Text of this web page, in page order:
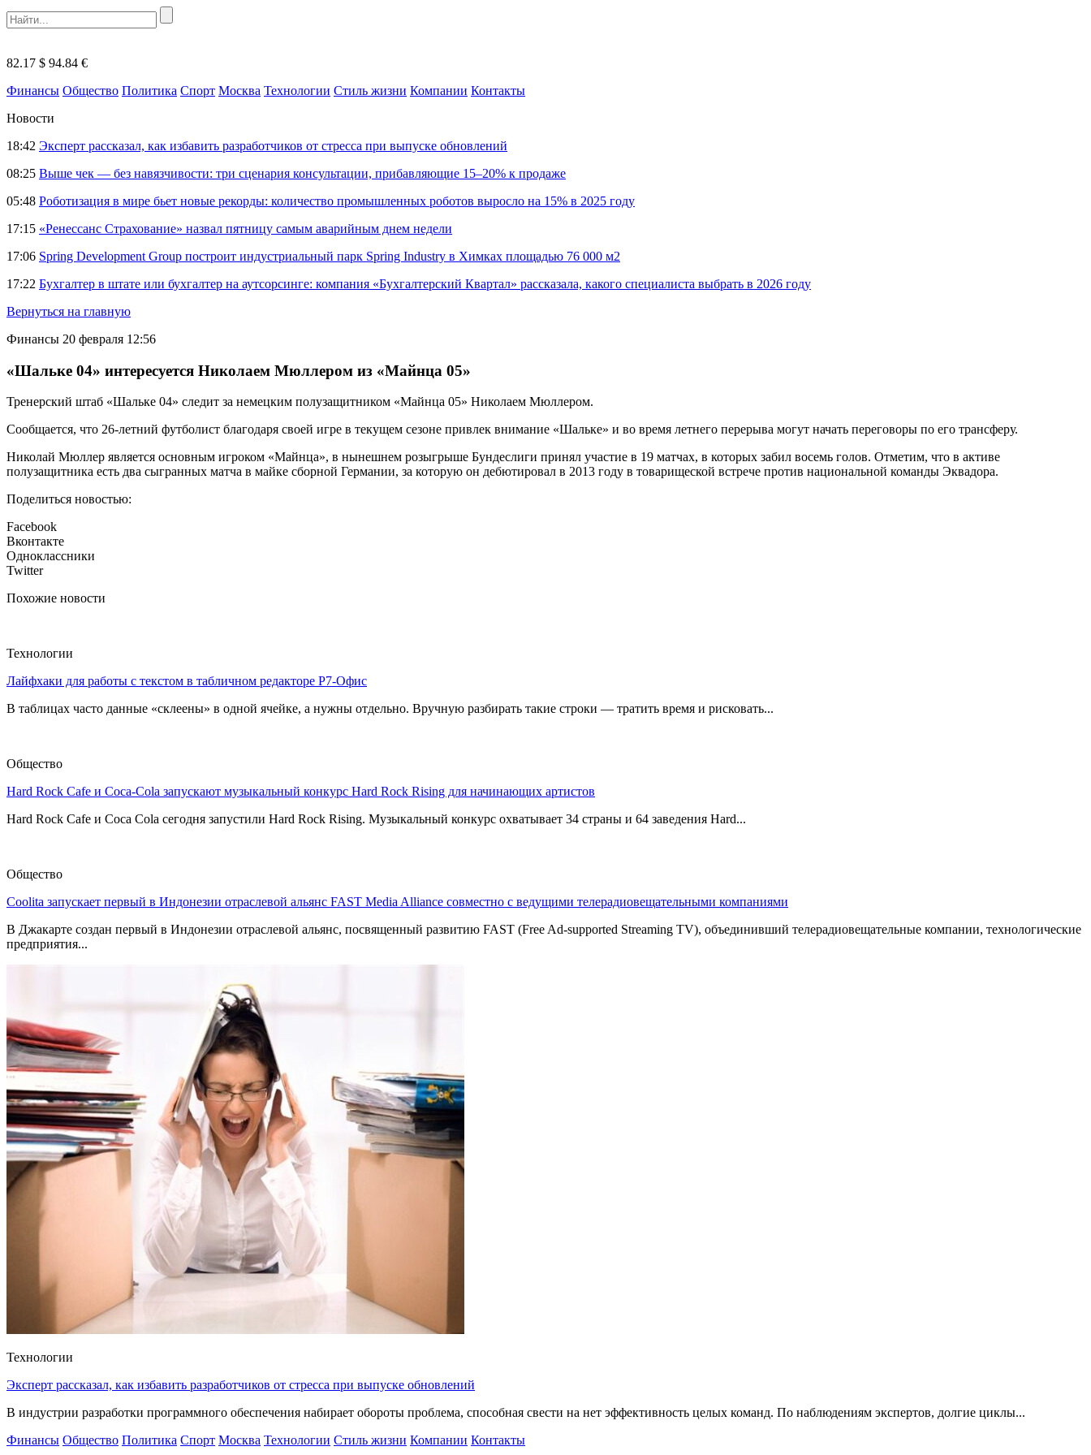
82.17 $ 94.84 €
Финансы Общество Политика Спорт Москва Технологии Стиль жизни Компании Контакты
Новости
18:42 Эксперт рассказал, как избавить разработчиков от стресса при выпуске обновлений
08:25 Выше чек — без навязчивости: три сценария консультации, прибавляющие 15–20% к продаже
05:48 Роботизация в мире бьет новые рекорды: количество промышленных роботов выросло на 15% в 2025 году
17:15 «Ренессанс Страхование» назвал пятницу самым аварийным днем недели
17:06 Spring Development Group построит индустриальный парк Spring Industry в Химках площадью 76 000 м2
17:22 Бухгалтер в штате или бухгалтер на аутсорсинге: компания «Бухгалтерский Квартал» рассказала, какого специалиста выбрать в 2026 году
Вернуться на главную
Финансы 20 февраля 12:56
«Шальке 04» интересуется Николаем Мюллером из «Майнца 05»
Тренерский штаб «Шальке 04» следит за немецким полузащитником «Майнца 05» Николаем Мюллером.
Сообщается, что 26-летний футболист благодаря своей игре в текущем сезоне привлек внимание «Шальке» и во время летнего перерыва могут начать переговоры по его трансферу.
Николай Мюллер является основным игроком «Майнца», в нынешнем розыгрыше Бундеслиги принял участие в 19 матчах, в которых забил восемь голов. Отметим, что в активе
полузащитника есть два сыгранных матча в майке сборной Германии, за которую он дебютировал в 2013 году в товарищеской встрече против национальной команды Эквадора.
Поделиться новостью:
Facebook
Вконтакте
Одноклассники
Twitter
Похожие новости
Технологии
Лайфхаки для работы с текстом в табличном редакторе Р7-Офис
В таблицах часто данные «склеены» в одной ячейке, а нужны отдельно. Вручную разбирать такие строки — тратить время и рисковать...
Общество
Hard Rock Cafe и Coca-Cola запускают музыкальный конкурс Hard Rock Rising для начинающих артистов
Hard Rock Cafe и Coca Cola сегодня запустили Hard Rock Rising. Музыкальный конкурс охватывает 34 страны и 64 заведения Hard...
Общество
Coolita запускает первый в Индонезии отраслевой альянс FAST Media Alliance совместно с ведущими телерадиовещательными компаниями
В Джакарте создан первый в Индонезии отраслевой альянс, посвященный развитию FAST (Free Ad-supported Streaming TV), объединивший телерадиовещательные компании, технологические
предприятия...
Технологии
Эксперт рассказал, как избавить разработчиков от стресса при выпуске обновлений
В индустрии разработки программного обеспечения набирает обороты проблема, способная свести на нет эффективность целых команд. По наблюдениям экспертов, долгие циклы...
Финансы Общество Политика Спорт Москва Технологии Стиль жизни Компании Контакты